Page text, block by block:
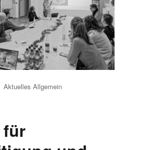
Aktuelles Allgemein
für